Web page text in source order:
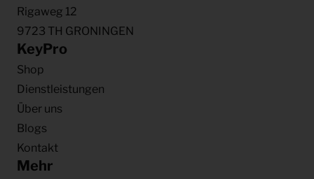
Rigaweg 12
9723 TH GRONINGEN
KeyPro
Shop
Dienstleistungen
Über uns
Blogs
Kontakt
Mehr